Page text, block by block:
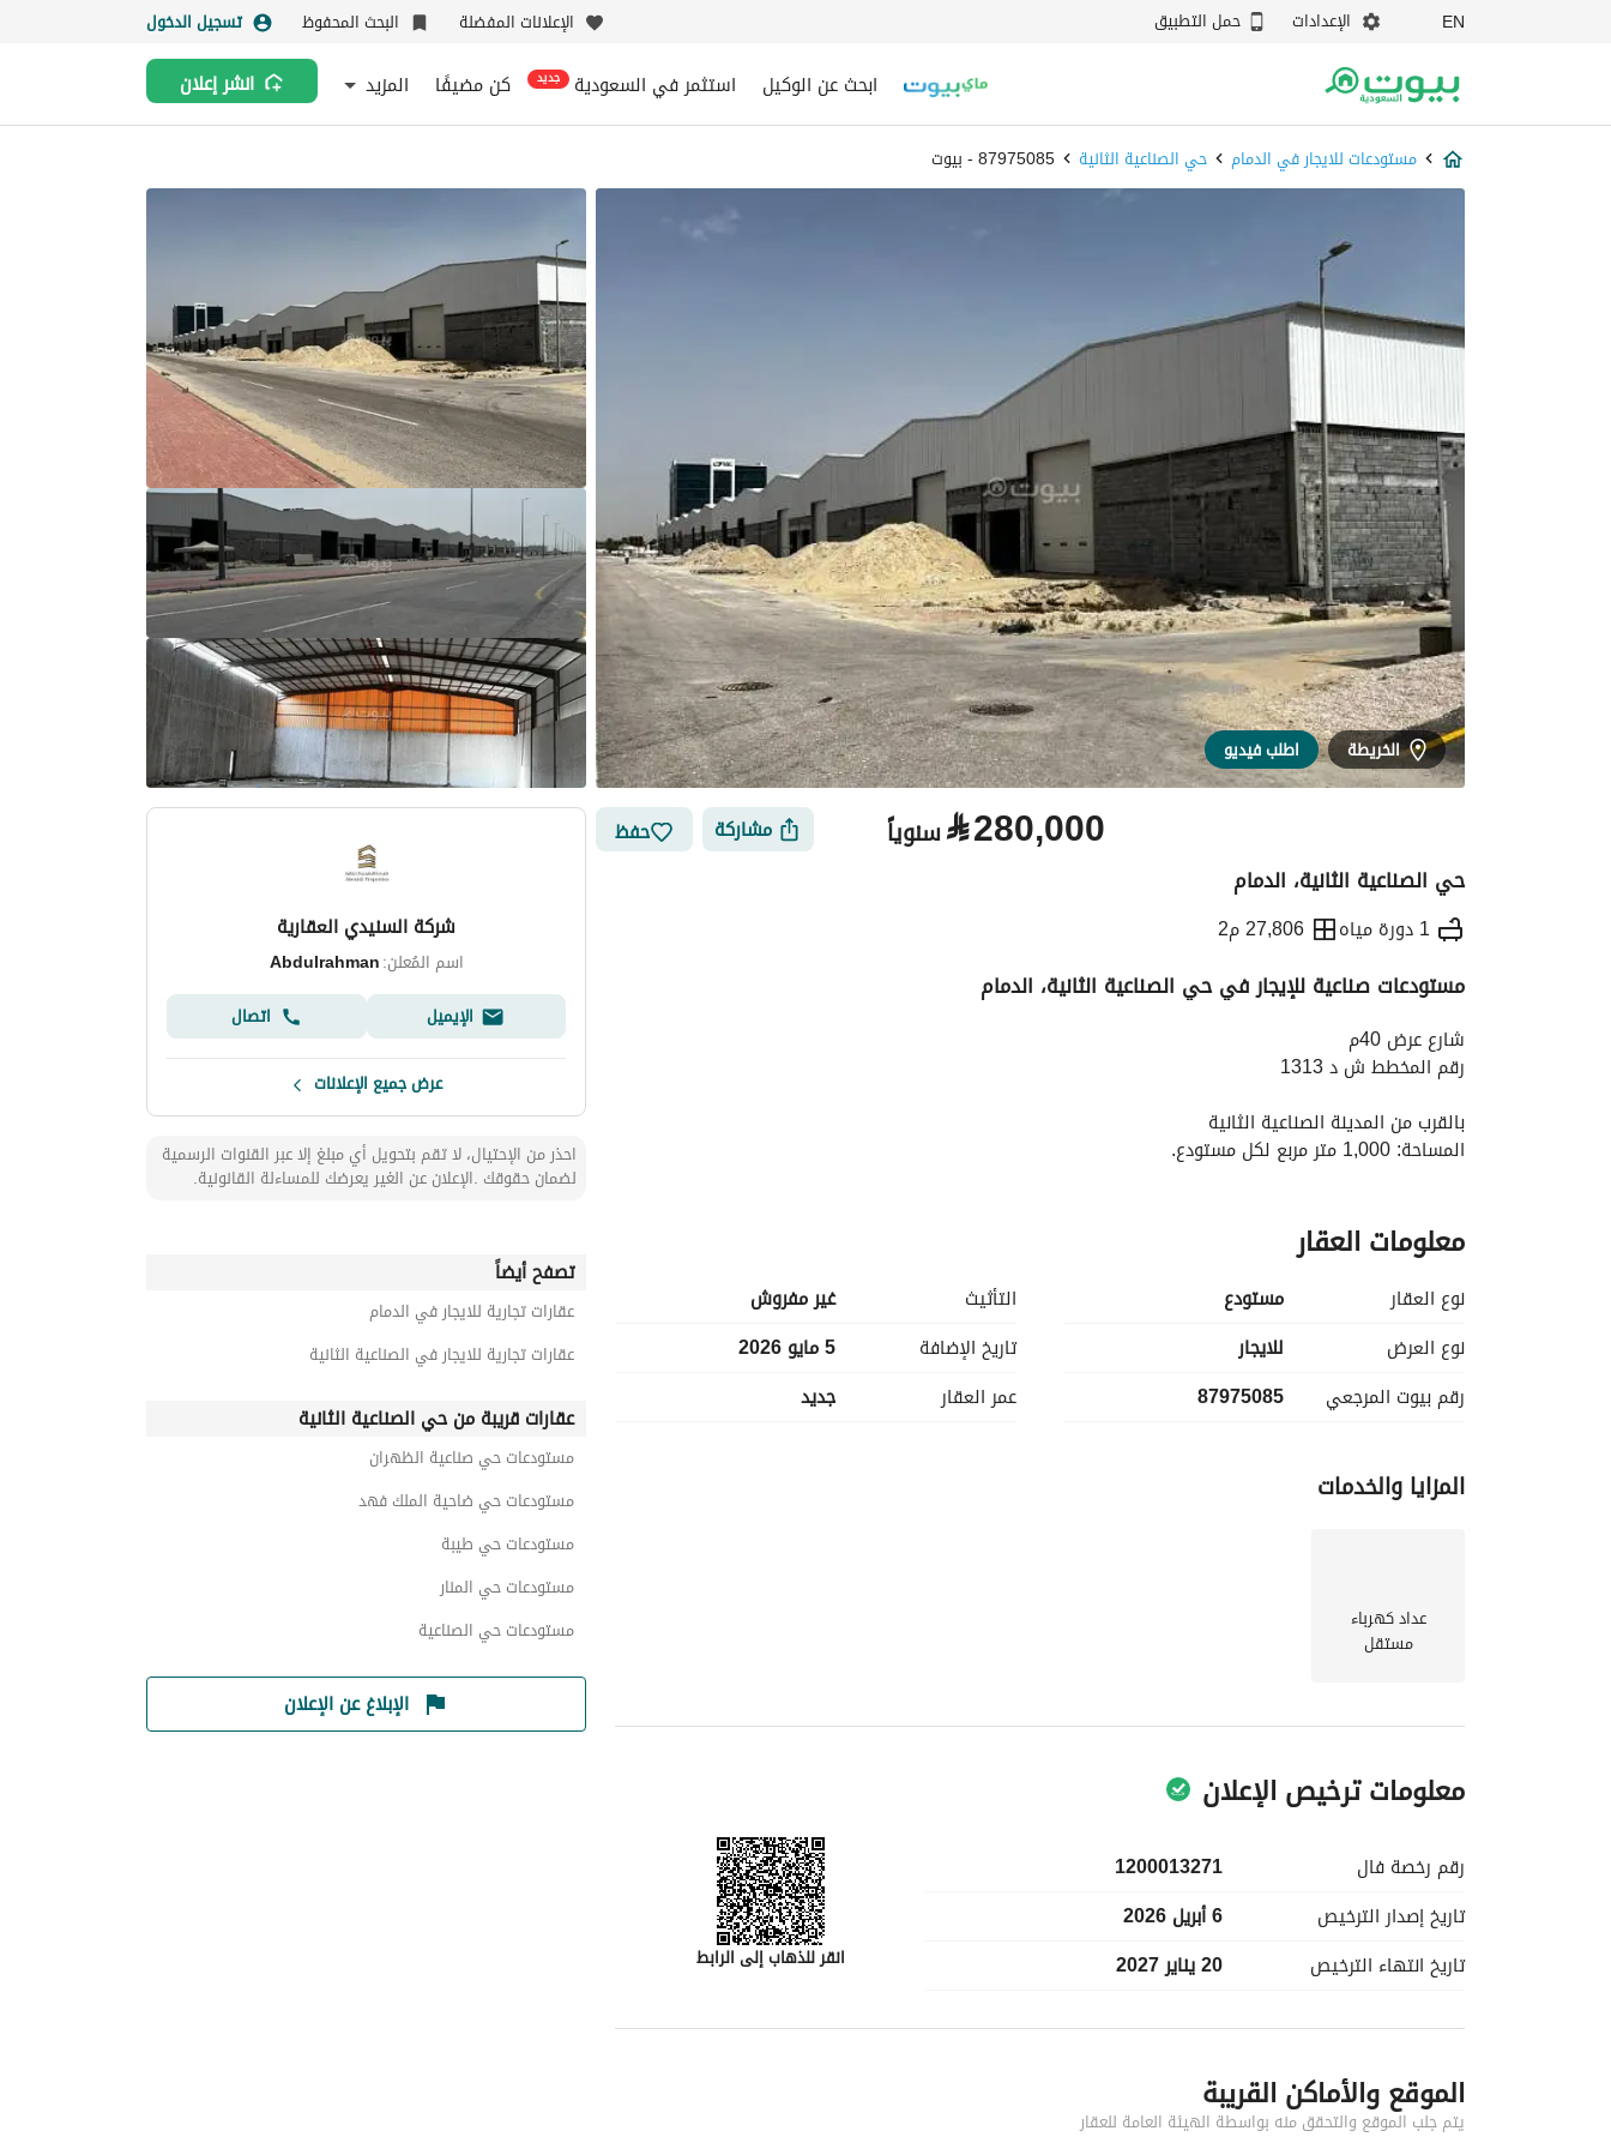
EN الإعدادات حمل التطبيق الإعلانات المفضلة البحث المحفوظ تسجيل الدخول
ابحث عن الوكيل استثمر في السعودية جديد كن مضيفًا المزيد انشر إعلان
مستودعات للايجار في الدمام حي الصناعية الثانية 87975085 - بيوت
الخريطة اطلب فيديو
⃁280,000 سنوياً مشاركة حفظ
حي الصناعية الثانية، الدمام
1 دورة مياه 27,806 م2
معلومات ترخيص الإعلان الموقع والأماكن القريبة
مستودعات صناعية للإيجار في حي الصناعية الثانية، الدمام
شارع عرض 40م
رقم المخطط ش د 1313
بالقرب من المدينة الصناعية الثانية
المساحة: 1,000 متر مربع لكل مستودع.
• المميزات: أنظمة سلامة، مكاتب إدارية، خدمات داخلية، وتوفر كهرباء.
• الحالة: جديد - قيد الإنشاء.
• العدد: 24 مستودعاً في المجمع.
معلومات العقار
نوع العقار
مستودع
نوع العرض
للايجار
رقم بيوت المرجعي
87975085
التأثيث
غير مفروش
تاريخ الإضافة
5 مايو 2026
عمر العقار
جديد
المزايا والخدمات
عداد كهرباء
مستقل
معلومات ترخيص الإعلان
رقم رخصة فال
1200013271
تاريخ إصدار الترخيص
6 أبريل 2026
تاريخ انتهاء الترخيص 20 يناير 2027 انقر للذهاب إلى الرابط
معلومات مسؤول الإعلان
اسم المسؤول سلمان حمود بن صالح السنيديالموقع والأماكن القريبة
يتم جلب الموقع والتحقق منه بواسطة الهيئة العامة للعقار
شركة السنيدي العقارية
اسم المُعلن:Abdulrahman
الإيميل
اتصال
عرض جميع الإعلانات
احذر من الإحتيال، لا تقم بتحويل أي مبلغ إلا عبر القنوات الرسمية
لضمان حقوقك .الإعلان عن الغير يعرضك للمساءلة القانونية.
تصفح أيضاً
عقارات تجارية للايجار في الدمام
عقارات تجارية للايجار في الصناعية الثانية
عقارات قريبة من حي الصناعية الثانية
مستودعات حي صناعية الظهران
مستودعات حي ضاحية الملك فهد
مستودعات حي طيبة
مستودعات حي المنار
مستودعات حي الصناعية
الإبلاغ عن الإعلان